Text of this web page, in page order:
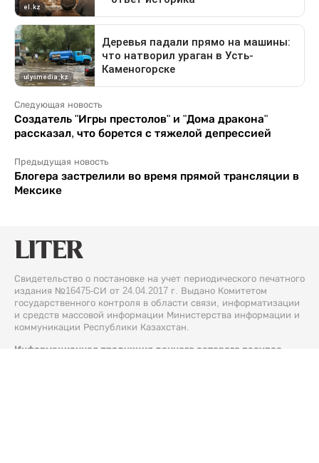
Следующая новость
Создатель "Игры престолов" и "Дома дракона"
рассказал, что борется с тяжелой депрессией
Предыдущая новость
Блогера застрелили во время прямой трансляции в
Мексике
Свидетельство о постановке на учет периодического печатного
издания №16475-СИ от 24.04.2017 г. Выдано Комитетом
государственного контроля в области связи, информатизации
и средств массовой информации Министерства информации и
коммуникации Республики Казахстан.
Информационная продукция данного сетевого ресурса